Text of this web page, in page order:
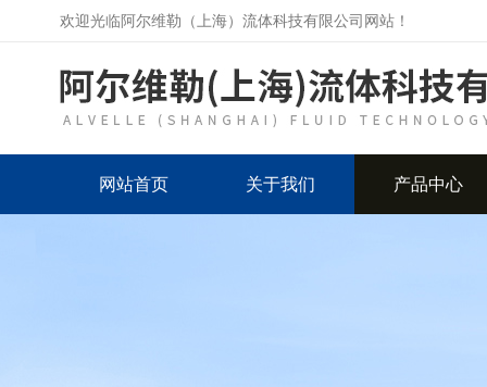
欢迎光临阿尔维勒（上海）流体科技有限公司网站！
网站首页 关于我们 产品中心